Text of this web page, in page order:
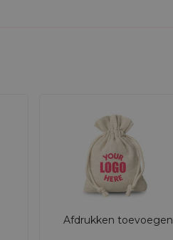
Afdrukken toevoegen